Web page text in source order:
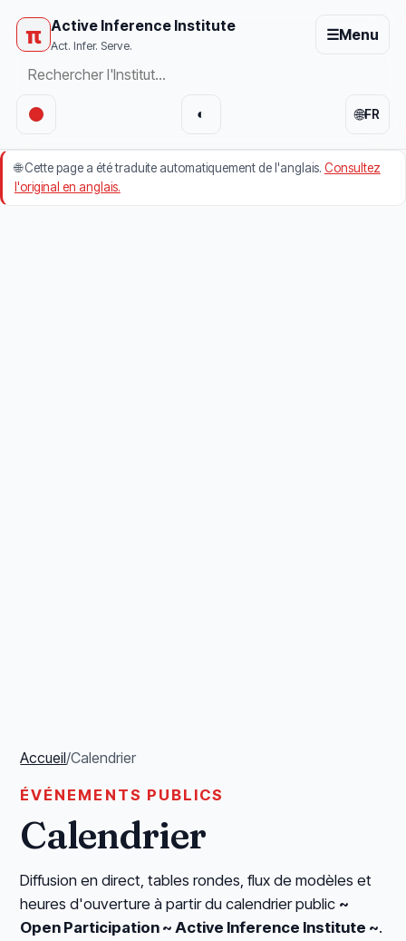
π Active Inference Institute
Act. Infer. Serve.
☰Menu
🌐FR
◐
🌐Cette page a été traduite automatiquement de l'anglais. Consultez
l'original en anglais.
Accueil/Calendrier
ÉVÉNEMENTS PUBLICS
Calendrier
Diffusion en direct, tables rondes, flux de modèles et
heures d'ouverture à partir du calendrier public ~
Open Participation ~ Active Inference Institute ~.